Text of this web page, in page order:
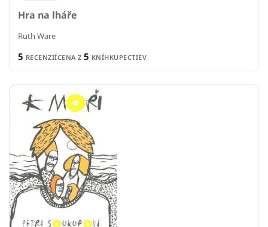
Hra na lháře
Ruth Ware
5 RECENZIÍCENA Z 5 KNÍHKUPECTIEV